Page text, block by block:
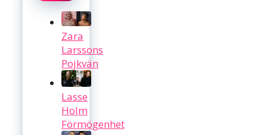
Zara
Larssons
Pojkvän
Lasse
Holm
Förmögenhet